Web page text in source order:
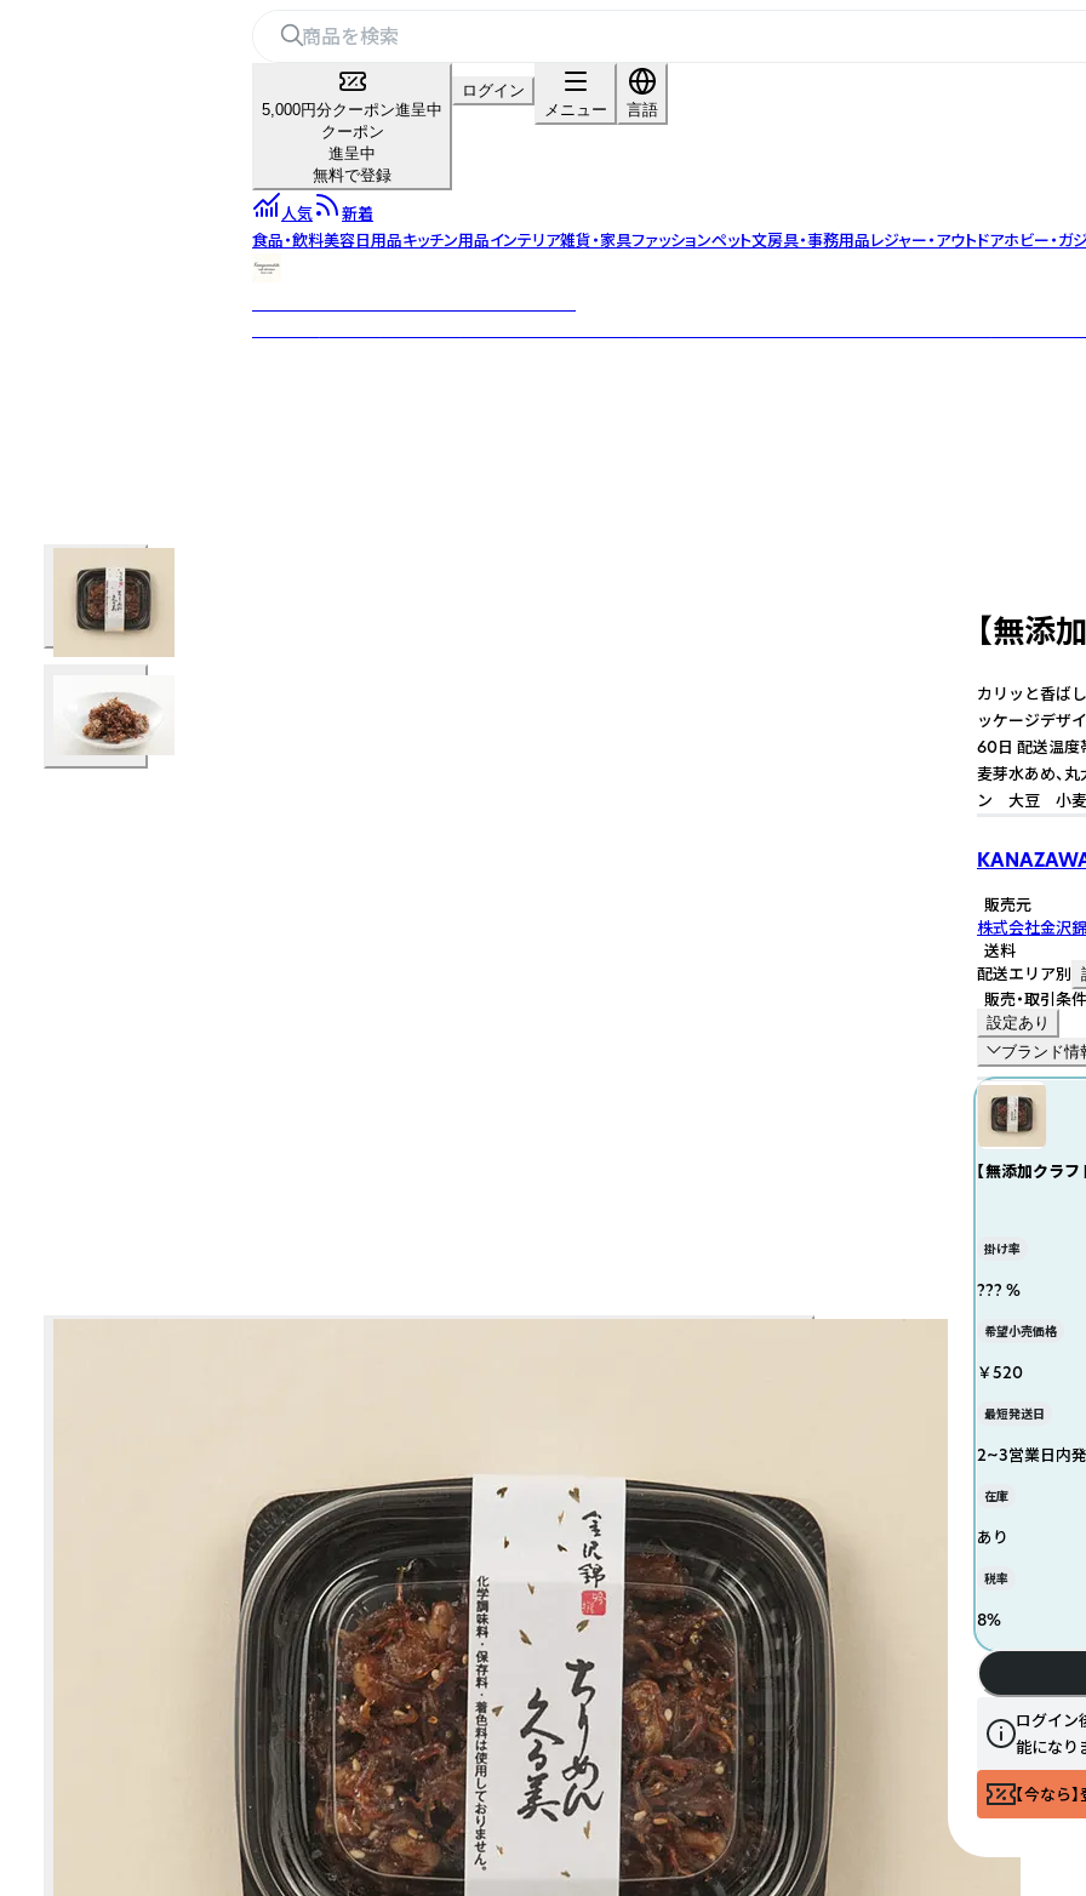
5,000円分クーポン進呈中
クーポン
進呈中
無料で登録
ログイン
メニュー
言語
人気
新着
食品・飲料美容日用品キッチン用品インテリア雑貨・家具ファッションペット文房具・事務用品レジャー・アウトドアホビー・ガ
【無添
カリッと香ば
ッケージデザ
60日 配送温度
麦芽水あめ、丸
ン 大豆 小麦
販売元
株式会社金沢錦
送料
配送エリア別
販売・取引条件
設定あり
ブランド情
【無添加クラ
掛け率
??? %
希望小売価格
￥520
最短発送日
2~3営業日内
在庫
あり
税率
8%
ログイン
能になり
【今なら